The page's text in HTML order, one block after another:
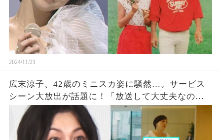
2024/11/21
広末涼子、42歳のミニスカ姿に騒然…。サービス
シーン大放出が話題に！「放送して大丈夫なの
か？」「自信有るっすね」